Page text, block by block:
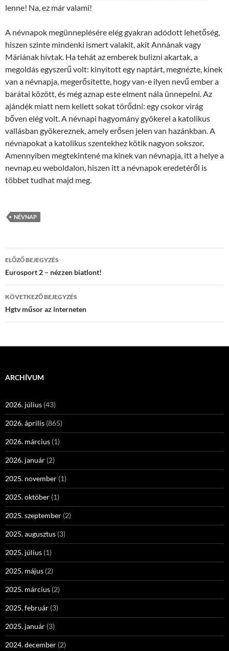
lenne! Na, ez már valami!
A névnapok megünneplésére elég gyakran adódott lehetőség,
hiszen szinte mindenki ismert valakit, akit Annának vagy
Máriának hívtak. Ha tehát az emberek bulizni akartak, a
megoldás egyszerű volt: kinyitott egy naptárt, megnézte, kinek
van a névnapja, megerősítette, hogy van-e ilyen nevű ember a
barátai között, és még aznap este elment nála ünnepelni. Az
ajándék miatt nem kellett sokat törődni: egy csokor virág
bőven elég volt. A névnapi hagyomány gyökerei a katolikus
vallásban gyökereznek, amely erősen jelen van hazánkban. A
névnapokat a katolikus szentekhez kötik nagyon sokszor.
Amennyiben megtekintené ma kinek van névnapja, itt a helye a
nevnap.eu weboldalon, hiszen itt a névnapok eredetéről is
többet tudhat majd meg.
NÉVNAP
Bejegyzés
navigáció
ELŐZŐ BEJEGYZÉS
Eurosport 2 – nézzen biatlont!
KÖVETKEZŐ BEJEGYZÉS
Hgtv műsor az interneten
ARCHÍVUM
2026. július (43)
2026. április (865)
2026. március (1)
2026. január (2)
2025. november (1)
2025. október (1)
2025. szeptember (2)
2025. augusztus (3)
2025. július (1)
2025. május (2)
2025. március (2)
2025. február (3)
2025. január (3)
2024. december (2)